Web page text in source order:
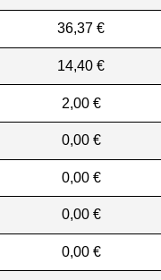
36,37 €
14,40 €
2,00 €
0,00 €
0,00 €
0,00 €
0,00 €